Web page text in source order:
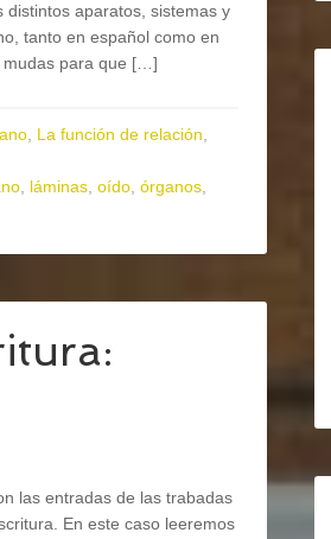
distintos aparatos, sistemas y
tanto en español como en
mudas para que […]
La función de relación
láminas oído órganos
las entradas de las trabadas
En este caso leeremos